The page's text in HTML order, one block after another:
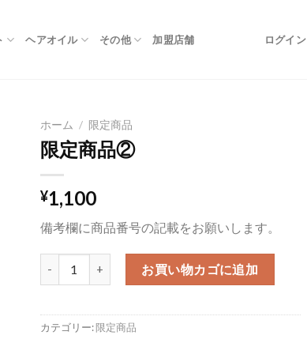
ヘアオイル その他 加盟店舗 ログイン
ホーム / 限定商品
限定商品②
¥1,100
備考欄に商品番号の記載をお願いします。
お買い物カゴに追加
カテゴリー:限定商品